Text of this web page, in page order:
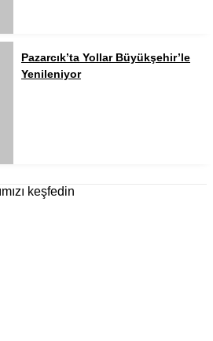
Pazarcık’ta Yollar Büyükşehir’le
Yenileniyor
keşfedin